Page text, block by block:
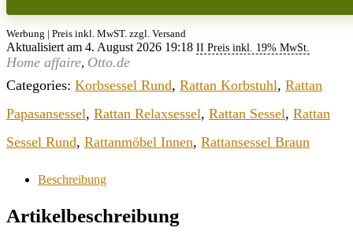
Werbung | Preis inkl. MwST. zzgl. Versand
Aktualisiert am 4. August 2026 19:18 II Preis inkl. 19% MwSt.
Home affaire, Otto.de
Categories: Korbsessel Rund, Rattan Korbstuhl, Rattan
Papasansessel, Rattan Relaxsessel, Rattan Sessel, Rattan
Sessel Rund, Rattanmöbel Innen, Rattansessel Braun
Beschreibung
Artikelbeschreibung